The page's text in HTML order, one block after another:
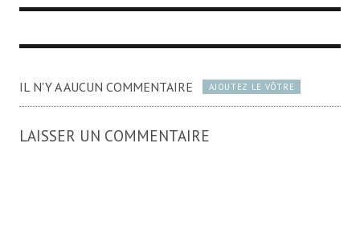
IL N'Y A AUCUN COMMENTAIRE AJOUTEZ LE VÔTRE
LAISSER UN COMMENTAIRE